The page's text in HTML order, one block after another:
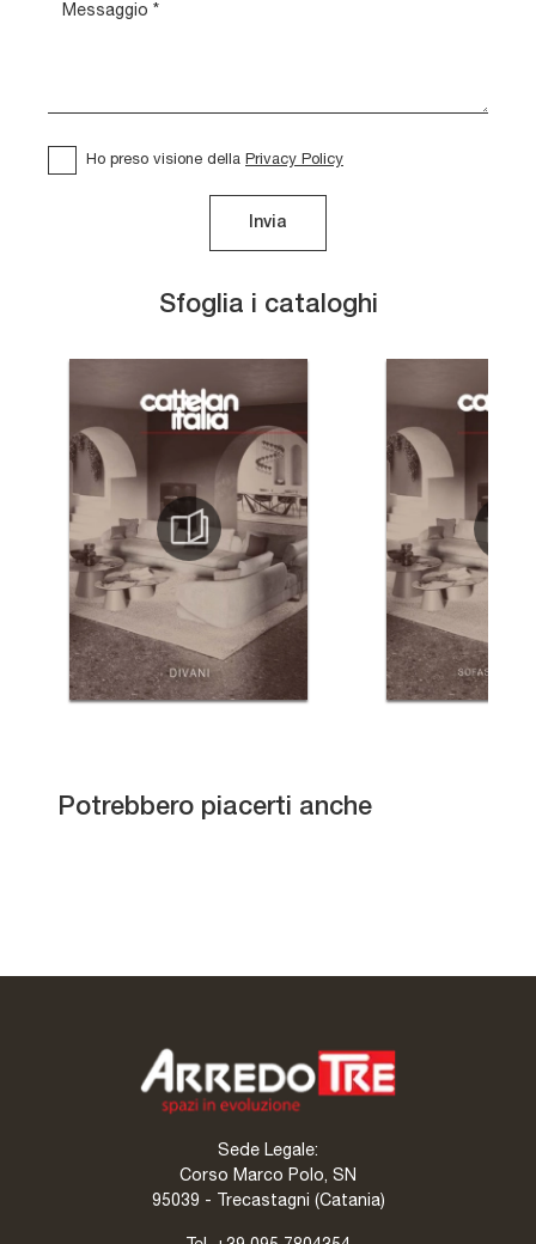
Sfoglia i cataloghi
Ho preso visione della Privacy Policy
Invia
Potrebbero piacerti anche
Stratos HPL
Spencer T87 Keramic
Sede Legale:
Corso Marco Polo, SN
95039 - Trecastagni (Catania)